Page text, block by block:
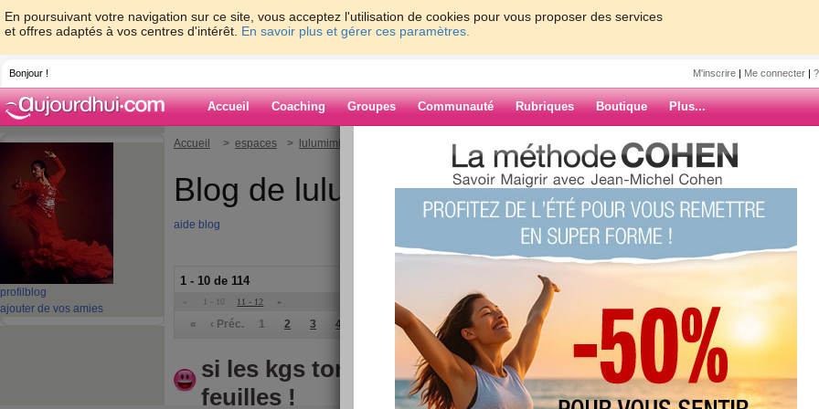
En poursuivant votre navigation sur ce site, vous acceptez l'utilisation de cookies pour vous proposer des services
et offres adaptés à vos centres d'intérêt. En savoir plus et gérer ces paramètres.
Bonjour ! M'inscrire | Me connecter |
Accueil Coaching Groupes Communauté Rubriques Boutique Plus...
profil blog
ajouter de vos amies
Accueil > espaces > lulumimi
Blog de lulumimi
aide blog
1 - 10 de 114
« 1 - 10 11 - 12 »
« ‹ Préc. 1 2 3 4 7 8 9 10 Suiv. ›
si les kgs tombaient comme les
feuilles !
ARCHIVES